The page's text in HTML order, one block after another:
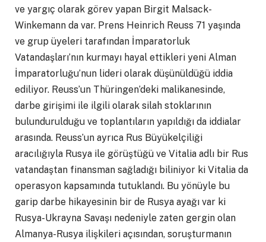
ve yargıç olarak görev yapan Birgit Malsack-
Winkemann da var. Prens Heinrich Reuss 71 yaşında
ve grup üyeleri tarafından İmparatorluk
Vatandaşları’nın kurmayı hayal ettikleri yeni Alman
İmparatorluğu’nun lideri olarak düşünüldüğü iddia
ediliyor. Reuss’un Thüringen’deki malikanesinde,
darbe girişimi ile ilgili olarak silah stoklarının
bulundurulduğu ve toplantıların yapıldığı da iddialar
arasında. Reuss’un ayrıca Rus Büyükelçiliği
aracılığıyla Rusya ile görüştüğü ve Vitalia adlı bir Rus
vatandaştan finansman sağladığı biliniyor ki Vitalia da
operasyon kapsamında tutuklandı. Bu yönüyle bu
garip darbe hikayesinin bir de Rusya ayağı var ki
Rusya-Ukrayna Savaşı nedeniyle zaten gergin olan
Almanya-Rusya ilişkileri açısından, soruşturmanın